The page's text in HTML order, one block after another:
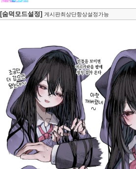
[숨덕모드설정] 게시판최상단항상설정가능